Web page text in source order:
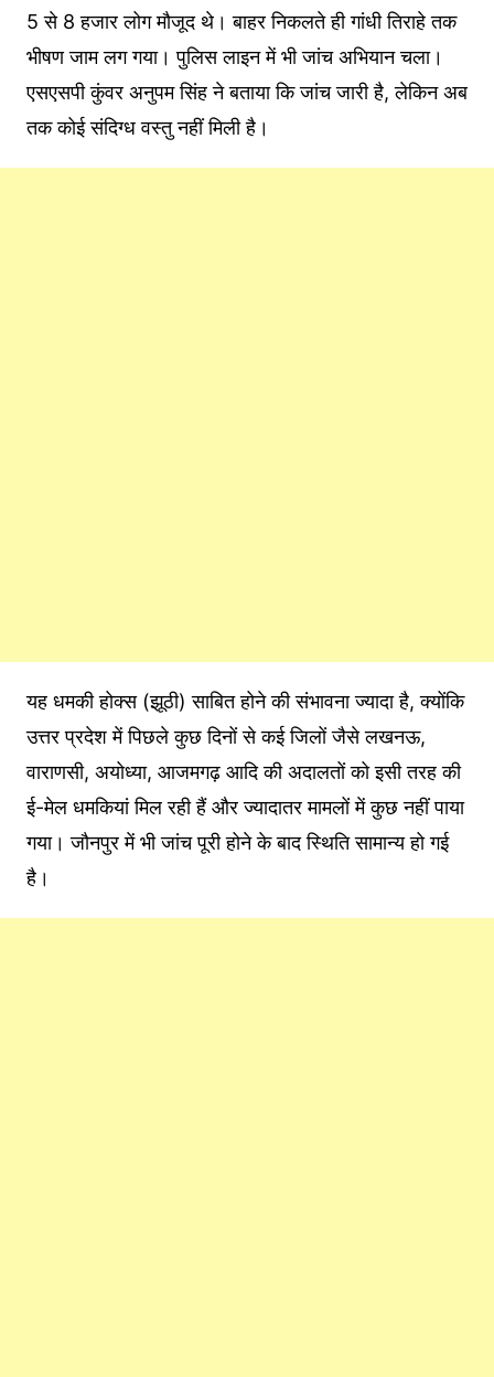
5 से 8 हजार लोग मौजूद थे। बाहर निकलते ही गांधी तिराहे तक
भीषण जाम लग गया। पुलिस लाइन में भी जांच अभियान चला।
एसएसपी कुंवर अनुपम सिंह ने बताया कि जांच जारी है, लेकिन अब
तक कोई संदिग्ध वस्तु नहीं मिली है।
यह धमकी होक्स (झूठी) साबित होने की संभावना ज्यादा है, क्योंकि
उत्तर प्रदेश में पिछले कुछ दिनों से कई जिलों जैसे लखनऊ,
वाराणसी, अयोध्या, आजमगढ़ आदि की अदालतों को इसी तरह की
ई-मेल धमकियां मिल रही हैं और ज्यादातर मामलों में कुछ नहीं पाया
गया। जौनपुर में भी जांच पूरी होने के बाद स्थिति सामान्य हो गई
है।